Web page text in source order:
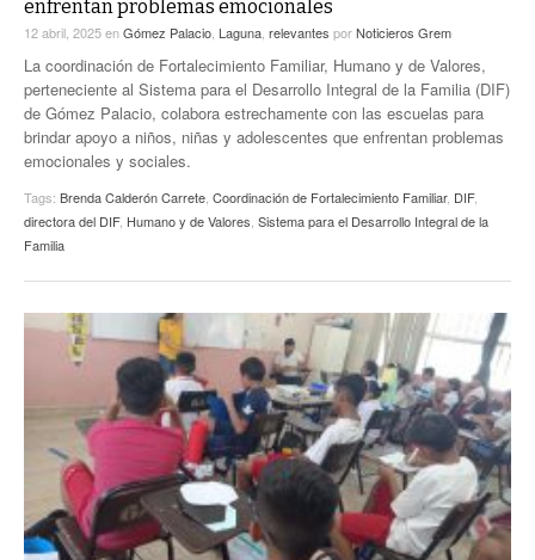
ENTRE LAGUNEROS
PULSO
enfrentan problemas emocionales
12 abril, 2025enGómez Palacio Laguna relevantes porNoticieros Grem
La coordinación de Fortalecimiento Familiar, Humano y de Valores,
perteneciente al Sistema para el Desarrollo Integral de la Familia (DIF)
de Gómez Palacio, colabora estrechamente con las escuelas para
brindar apoyo a niños, niñas y adolescentes que enfrentan problemas
emocionales y sociales.
Tags: Brenda Calderón Carrete Coordinación de Fortalecimiento Familiar, DIF,
directora del DIF, Humano y de Valores Sistema para el Desarrollo Integral de la
Familia